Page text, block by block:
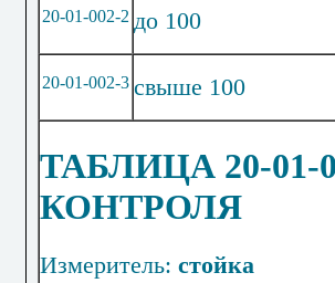
20-01-002-2 до 100
20-01-002-3 свыше 100
ТАБЛИЦА 20-
КОНТРОЛЯ
Измеритель: стойка